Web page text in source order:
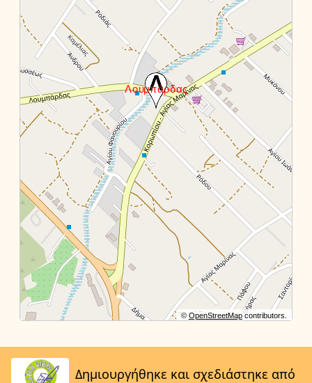
© OpenStreetMapcontributors.
Δημιουργήθηκε και σχεδιάστηκε από